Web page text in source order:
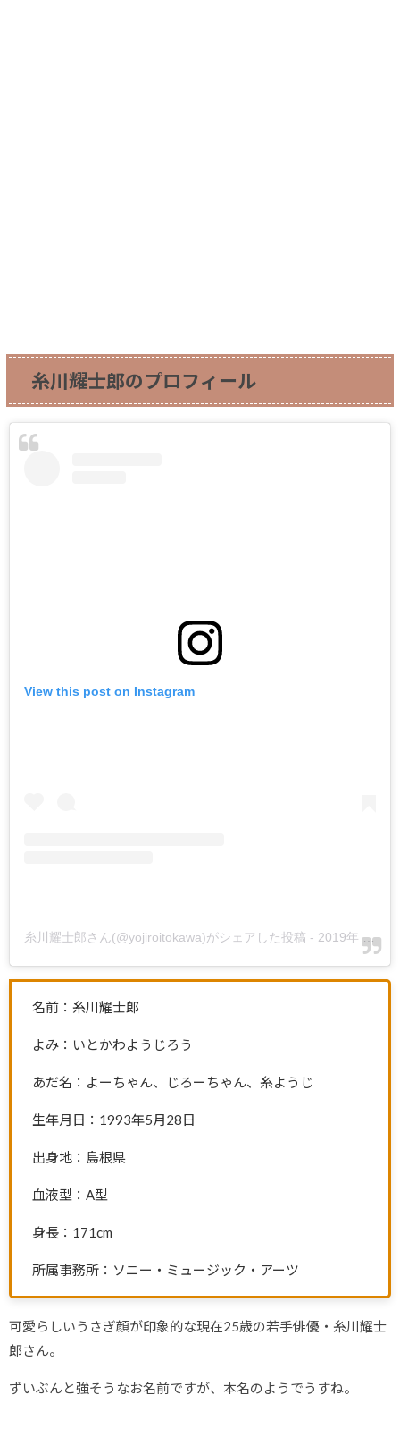
糸川耀士郎のプロフィール
View this post on Instagram
糸川耀士郎さん(@yojiroitokawa)がシェアした投稿 - 2019年 2月月26日午後9時48分PST
名前：糸川耀士郎
よみ：いとかわようじろう
あだ名：よーちゃん、じろーちゃん、糸ようじ
生年月日：1993年5月28日
出身地：島根県
血液型：A型
身長：171cm
所属事務所：ソニー・ミュージック・アーツ
可愛らしいうさぎ顔が印象的な現在25歳の若手俳優・糸川耀士
郎さん。
ずいぶんと強そうなお名前ですが、本名のようでうすね。